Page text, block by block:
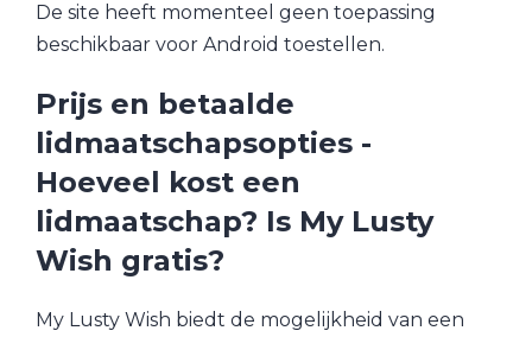
De site heeft momenteel geen toepassing
beschikbaar voor Android toestellen.
Prijs en betaalde
lidmaatschapsopties -
Hoeveel kost een
lidmaatschap? Is My Lusty
Wish gratis?
My Lusty Wish biedt de mogelijkheid van een